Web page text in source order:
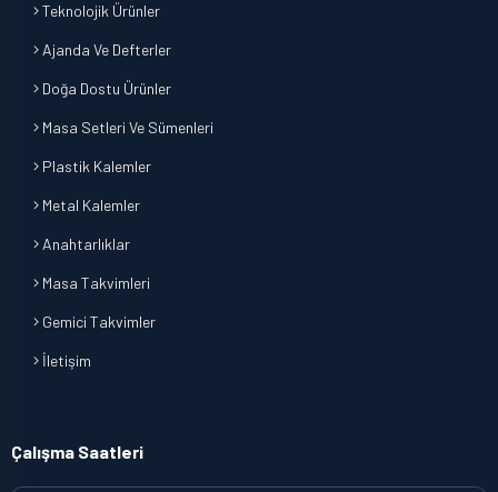
Teknolojik Ürünler
Ajanda Ve Defterler
Doğa Dostu Ürünler
Masa Setleri Ve Sümenleri
Plastik Kalemler
Metal Kalemler
Anahtarlıklar
Masa Takvimleri
Gemici Takvimler
İletişim
Çalışma Saatleri